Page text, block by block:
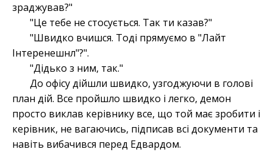
зраджував?"
"Це тебе не стосується. Так ти казав?"
"Швидко вчишся. Тоді прямуємо в "Лайт
Інтеренешнл"?".
"Дідько з ним, так."
До офісу дійшли швидко, узгоджуючи в голові
план дій. Все пройшло швидко і легко, демон
просто виклав керівнику все, що той має зробити і
керівник, не вагаючись, підписав всі документи та
навіть вибачився перед Едвардом.